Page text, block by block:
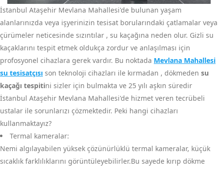
İstanbul Ataşehir Mevlana Mahallesi'de bulunan yaşam
alanlarınızda veya işyerinizin tesisat borularındaki çatlamalar veya
çürümeler neticesinde sızıntılar , su kaçağına neden olur. Gizli su
kaçaklarını tespit etmek oldukça zordur ve anlaşılması için
profosyonel cihazlara gerek vardır. Bu noktada Mevlana Mahallesi
su tesisatçısı son teknoloji cihazları ile kırmadan , dökmeden su
kaçağı tespitini sizler için bulmakta ve 25 yılı aşkın süredir
İstanbul Ataşehir Mevlana Mahallesi'de hizmet veren tecrübeli
ustalar ile sorunlarızı çözmektedir. Peki hangi cihazları
kullanmaktayız?
Termal kameralar:
Nemi algılayabilen yüksek çözünürlüklü termal kameralar, küçük
sıcaklık farklılıklarını görüntüleyebilirler.Bu sayede kırıp dökme